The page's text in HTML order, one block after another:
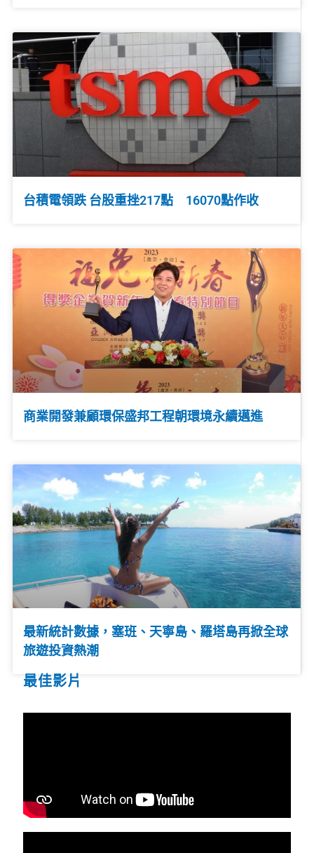
台積電領跌 台股重挫217點 16070點作收
商業開發兼顧環保盛邦工程朝環境永續邁進
最新統計數據，塞班、天寧島、羅塔島再掀全球
旅遊投資熱潮
最佳影片